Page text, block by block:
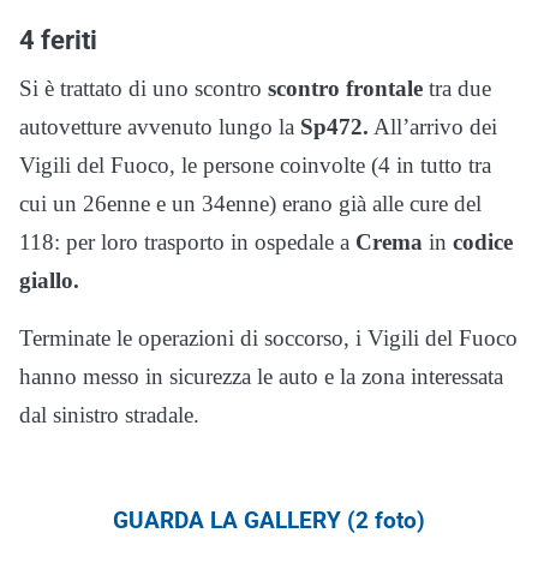
4 feriti
Si è trattato di uno scontro scontro frontale tra due
autovetture avvenuto lungo la Sp472. All’arrivo dei
Vigili del Fuoco, le persone coinvolte (4 in tutto tra
cui un 26enne e un 34enne) erano già alle cure del
118: per loro trasporto in ospedale a Crema in codice
giallo.
Terminate le operazioni di soccorso, i Vigili del Fuoco
hanno messo in sicurezza le auto e la zona interessata
dal sinistro stradale.
GUARDA LA GALLERY (2 foto)